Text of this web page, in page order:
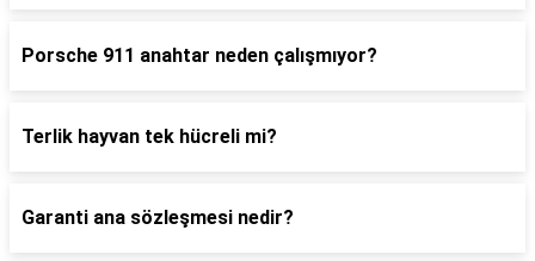
Porsche 911 anahtar neden çalışmıyor?
Terlik hayvan tek hücreli mi?
Garanti ana sözleşmesi nedir?